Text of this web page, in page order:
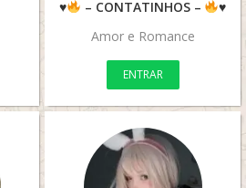
♥️ – CONTATINHOS –
♥️
Amor e Romance
ENTRAR